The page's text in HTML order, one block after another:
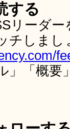
する
リーダ
チしま
」「概要